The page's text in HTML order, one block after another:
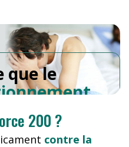
que le
200 ?
contre la